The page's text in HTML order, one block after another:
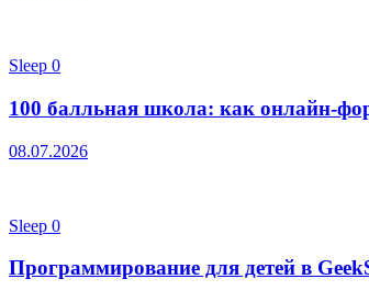
Sleep 0
100 балльная школа: как онлайн-
08.07.2026
Sleep 0
Программирование для детей в